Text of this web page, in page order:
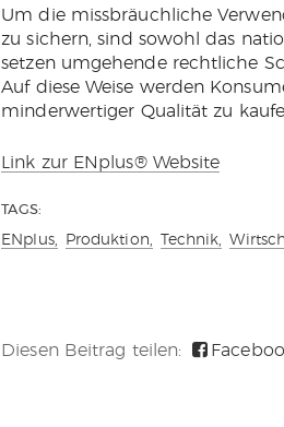
Um die missbräuchliche
zu sichern, sind sowohl das
setzen umgehende rechtliche
Auf diese Weise werden
minderwertiger Qualität zu
Link zur ENplus® Website
TAGS:
ENplus, Produktion, Technik,
Diesen Beitrag teilen: